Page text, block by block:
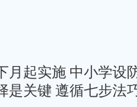
月起实施 中小学设
是关键 遵循七步法